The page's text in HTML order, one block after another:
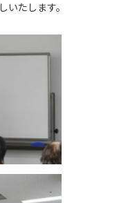
いたします。